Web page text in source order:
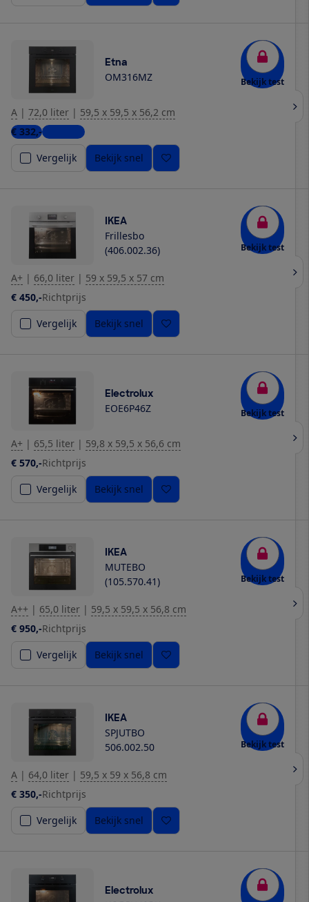
Etna
OM316MZ Bekijk test
A | 72,0 liter | 59,5 x 59,5 x 56,2 cm
€ 332,-7 winkels
Vergelijk
Bekijk snel
IKEA
Frillesbo
(406.002.36)
Bekijk test
A+ | 66,0 liter | 59 x 59,5 x 57 cm
€ 450,-Richtprijs
Vergelijk
Bekijk snel
Electrolux
EOE6P46Z Bekijk test
A+ | 65,5 liter | 59,8 x 59,5 x 56,6 cm
€ 570,-Richtprijs
Vergelijk
Bekijk snel
IKEA
MUTEBO
(105.570.41)
Bekijk test
A++ | 65,0 liter | 59,5 x 59,5 x 56,8 cm
€ 950,-Richtprijs
Vergelijk
Bekijk snel
IKEA
SPJUTBO
506.002.50
Bekijk test
A | 64,0 liter | 59,5 x 59 x 56,8 cm
€ 350,-Richtprijs
Vergelijk
Bekijk snel
Electrolux